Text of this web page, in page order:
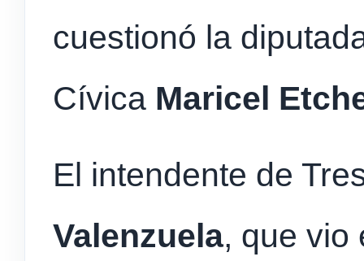
cuestionó la
Cívica Maricel
El intendente de
Valenzuela, que vio